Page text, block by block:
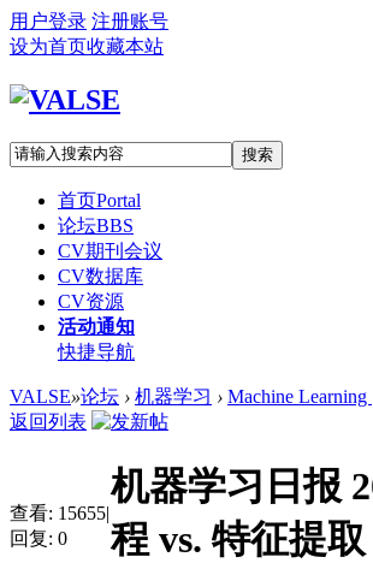
用户登录 注册账号
设为首页收藏本站
搜索
首页Portal
论坛BBS
CV期刊会议
CV数据库
CV资源
活动通知
快捷导航
VALSE»论坛 › 机器学习 › Machine
返回列表
查看: 15655|
回复: 0
机器学习日报
程 vs. 特征提